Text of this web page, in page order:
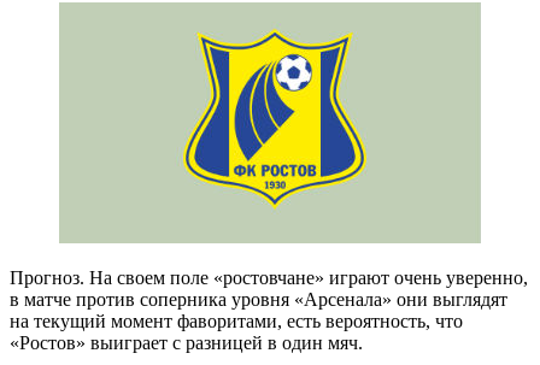
Прогноз. На своем поле «ростовчане» играют очень уверенно,
в матче против соперника уровня «Арсенала» они выглядят
на текущий момент фаворитами, есть вероятность, что
«Ростов» выиграет с разницей в один мяч.